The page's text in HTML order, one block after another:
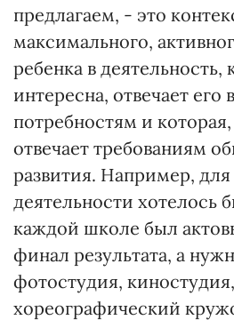
предлагаем, - это
максимального,
ребенка в деятельность,
интересна, отвечает
потребностям и
отвечает требованиям
развития. Например, для
деятельности хотелось
каждой школе был
финал результата, а
фотостудия, киностудия,
хореографический